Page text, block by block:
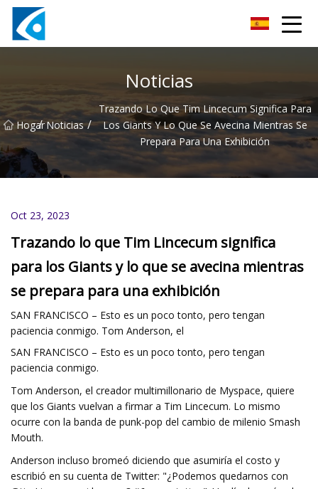
Noticias
Hogar
/ Noticias /
Trazando Lo Que Tim Lincecum Significa Para
Los Giants Y Lo Que Se Avecina Mientras Se
Prepara Para Una Exhibición
Oct 23, 2023
Trazando lo que Tim Lincecum significa
para los Giants y lo que se avecina mientras
se prepara para una exhibición
SAN FRANCISCO – Esto es un poco tonto, pero tengan
paciencia conmigo. Tom Anderson, el
SAN FRANCISCO – Esto es un poco tonto, pero tengan
paciencia conmigo.
Tom Anderson, el creador multimillonario de Myspace, quiere
que los Giants vuelvan a firmar a Tim Lincecum. Lo mismo
ocurre con la banda de punk-pop del cambio de milenio Smash
Mouth.
Anderson incluso bromeó diciendo que asumiría el costo y
escribió en su cuenta de Twitter: "¿Podemos quedarnos con